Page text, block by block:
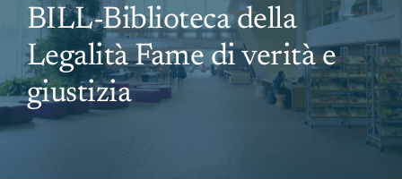
Mostre
Governance
BILL-Biblioteca della
Legalità Fame di verità e
giustizia